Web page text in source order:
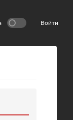
Войти